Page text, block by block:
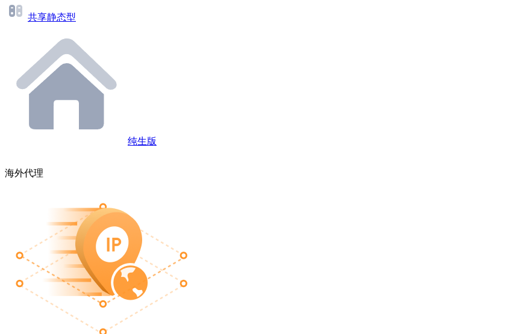
共享静态型
纯生版
海外代理